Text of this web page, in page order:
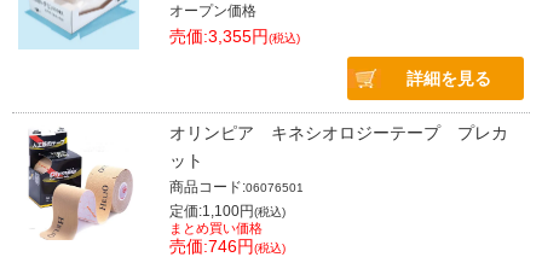
オープン価格
売価:3,355円(税込)
詳細を見る
オリンピア キネシオロジーテープ プレカ
ット
商品コード:06076501
定価:1,100円(税込)
まとめ買い価格
売価:746円(税込)